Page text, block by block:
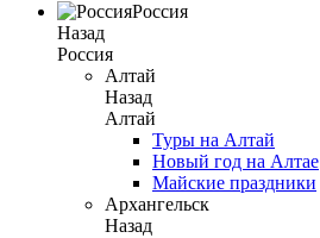
Россия
Назад
Россия
Алтай
Назад
Алтай
Туры на Алтай
Новый год на Алтае
Майские праздники
Архангельск
Назад